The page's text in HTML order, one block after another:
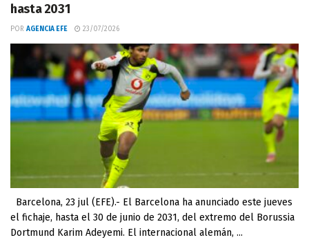
hasta 2031
POR AGENCIA EFE 23/07/2026
Barcelona, 23 jul (EFE).- El Barcelona ha anunciado este jueves
el fichaje, hasta el 30 de junio de 2031, del extremo del Borussia
Dortmund Karim Adeyemi. El internacional alemán, ...